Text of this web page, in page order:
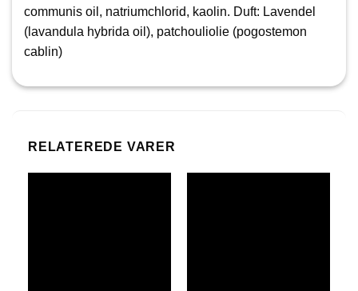
communis oil, natriumchlorid, kaolin. Duft: Lavendel
(lavandula hybrida oil), patchouliolie (pogostemon
cablin)
RELATEREDE VARER